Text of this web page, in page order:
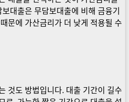
대출은 무담보대출에 비해 금융기
문에 가산금리가 더 낮게 적용될 수
것도 방법입니다. 대출 기간이 길수